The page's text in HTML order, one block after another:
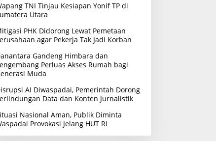
TNI Tinjau Kesiapan Yonif TP di
Utara
PHK Didorong Lewat Pemetaan
agar Pekerja Tak Jadi Korban
Gandeng Himbara dan
Perluas Akses Rumah bagi
Muda
AI Diwaspadai, Pemerintah Dorong
Data dan Konten Jurnalistik
Nasional Aman, Publik Diminta
Provokasi Jelang HUT RI